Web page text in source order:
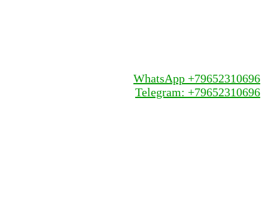
WhatsApp +79652310696
Telegram: +79652310696